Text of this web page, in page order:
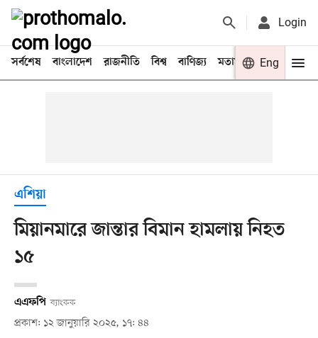
Login
সর্বশেষ বাংলাদেশ রাজনীতি বিশ্ব বাণিজ্য মতামত খেলা
Eng
এশিয়া
মিয়ানমারে জান্তার বিমান হামলায় নিহত
১৫
এএফপি ব্যাংকক
প্রকাশ: ১২ জানুয়ারি ২০২৫, ১৭: ৪৪